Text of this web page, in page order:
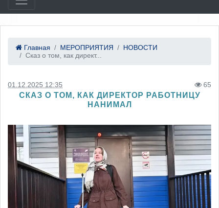
Главная МЕРОПРИЯТИЯ
НОВОСТИ
Сказ о том, как директ...
01.12.2025 12:35 65
СКАЗ О ТОМ, КАК ДИРЕКТОР РАБОТНИЦУ
НАНИМАЛ